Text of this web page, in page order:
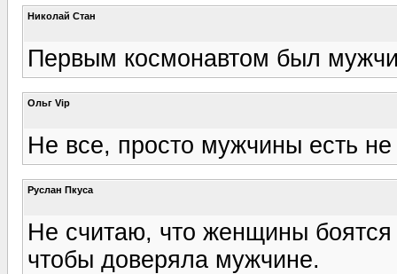
Николай Стан
Первым космонавтом был
Ольг Vip
Не все, просто мужчины есть
Руслан Пкуса
Не считаю, что женщины
чтобы доверяла мужчине.